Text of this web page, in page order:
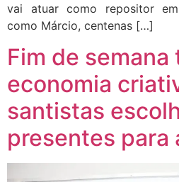
vai atuar como repositor
como Márcio, centenas […]
Fim de semana
economia
santistas
presentes para